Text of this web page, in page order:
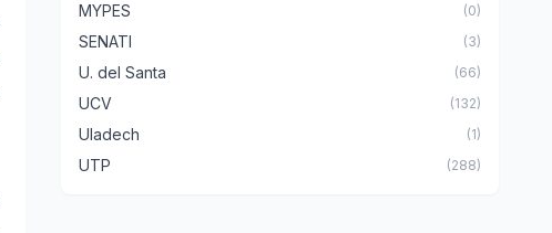
MYPES (0)
SENATI (3)
U. del Santa (66)
UCV (132)
Uladech (1)
UTP (288)